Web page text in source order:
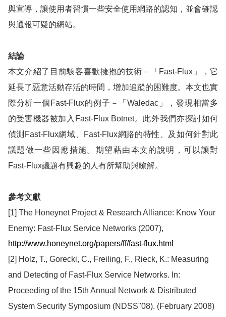
與宣導，讓使用者習慣一些安全使用網路的認知，並會確認
與通報可疑的網站。
結論
本文介紹了目前駭客喜歡擁抱的技術－「 Fast-Flux 」，它
延長了惡意活動存活的時間，增加追蹤的困難度。本文也實
際分析一個 Fast-Flux的例子－「Waledac 」，發現相當多
的受害機器被加入 Fast-Flux Botnet。此外我們亦探討如何
偵測 Fast-Flux網域、 Fast-Flux網路的特性、及如何針對此
議題做一些因應措施。期望藉由本文的說明，可以讓對
Fast-Flux議題有興趣的人有所幫助與瞭解。
參考文獻
[1] The Honeynet Project & Research Alliance: Know Your
Enemy: Fast-Flux Service Networks (2007),
http://www.honeynet.org/papers/ff/fast-flux.html
[2] Holz, T., Gorecki, C., Freiling, F., Rieck, K.: Measuring
and Detecting of Fast-Flux Service Networks. In:
Proceeding of the 15th Annual Network & Distributed
System Security Symposium (NDSS''08). (February 2008)